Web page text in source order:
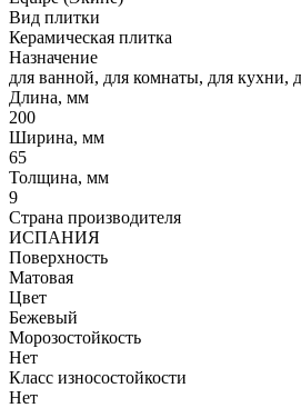
Вид плитки
Керамическая плитка
Назначение
для ванной, для комнаты, для кухни,
Длина, мм
200
Ширина, мм
65
Толщина, мм
9
Страна производителя
ИСПАНИЯ
Поверхность
Матовая
Цвет
Бежевый
Морозостойкость
Нет
Класс износостойкости
Нет